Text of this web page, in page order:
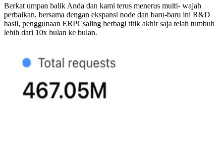
Berkat umpan balik Anda dan kami terus menerus multi- wajah
perbaikan, bersama dengan ekspansi node dan baru-baru ini R&D
hasil, penggunaan ERPCsaling berbagi titik akhir saja telah tumbuh
lebih dari 10x bulan ke bulan.